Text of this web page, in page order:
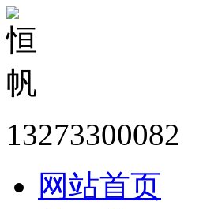
13273300082
网站首页